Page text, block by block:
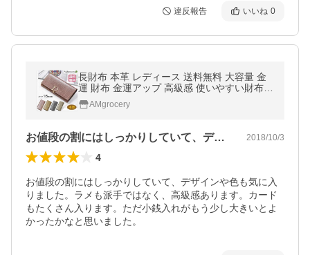
違反報告 いいね 0
長財布 本革 レディース 送料無料 大容量 金
運 財布 金運アップ 高級感 使いやすい財布
スマホ財布 シンプル
AMgrocery
お値段の割にはしっかりしていて、デザイ… 2018/10/3
4
お値段の割にはしっかりしていて、デザインや色も気に入
りました。ラメも派手ではなく、高級感あります。カード
もたくさん入ります。ただ小銭入れがもう少し大きいとよ
かったかなと思いました。